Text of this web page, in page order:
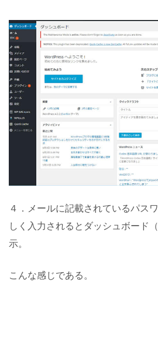
４．メールに記載されているパス
しく入力されるとダッシュボード
示。
こんな感じである。